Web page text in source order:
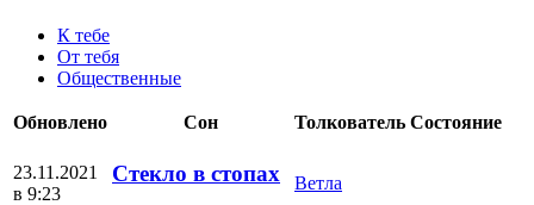
К тебе
От тебя
Общественные
Обновлено Сон Толкователь Состояние
23.11.2021
в 9:23
Стекло в стопах Ветла